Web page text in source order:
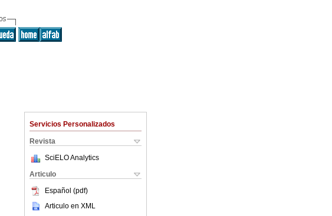
Servicios Personalizados
Revista
SciELO Analytics
Articulo
Español (pdf)
Articulo en XML